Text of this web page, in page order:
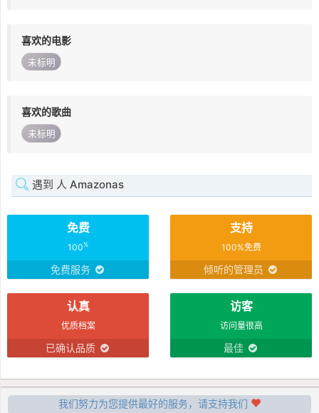
喜欢的电影
未标明
喜欢的歌曲
未标明
遇到 人 Amazonas
免费
100%
免费服务
支持
100%免费
倾听的管理员
认真
优质档案
已确认品质
访客
访问量很高
最佳
我们努力为您提供最好的服务，请支持我们